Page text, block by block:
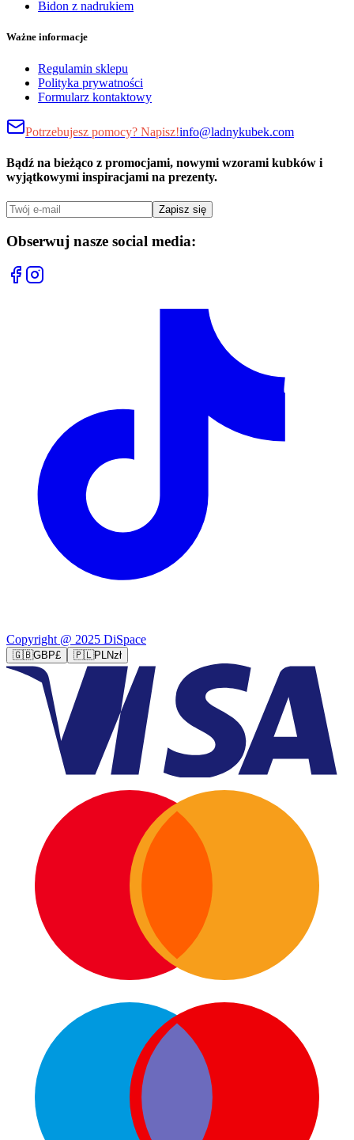
Bidon z nadrukiem
Ważne informacje
Regulamin sklepu
Polityka prywatności
Formularz kontaktowy
Potrzebujesz pomocy? Napisz!info@ladnykubek.com
Bądź na bieżąco z promocjami, nowymi wzorami kubków i
wyjątkowymi inspiracjami na prezenty.
Zapisz się
Obserwuj nasze social media:
Copyright @ 2025 DiSpace
🇬🇧GBP£ 🇵🇱PLNzł